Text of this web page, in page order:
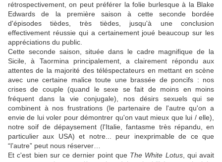
rétrospectivement, on peut préférer la folie burlesque à la Blake
Edwards de la première saison à cette seconde bordée
d'épisodes tièdes, très tièdes, jusqu'à une conclusion
effectivement réussie qui a certainement joué beaucoup sur les
appréciations du public.
Cette seconde saison, située dans le cadre magnifique de la
Sicile, à Taormina principalement, a clairement répondu aux
attentes de la majorité des téléspectateurs en mettant en scène
avec une certaine malice toute une brassée de poncifs : nos
crises de couple (quand le sexe se fait de moins en moins
fréquent dans la vie conjugale), nos désirs sexuels qui se
combinent à nos frustrations (le partenaire de l'autre qu'on a
envie de lui voler pour démontrer qu'on vaut mieux que lui / elle),
notre soif de dépaysement (l'Italie, fantasme très répandu, en
particulier aux USA) et notre... peur inexprimable de ce que
“l’autre” peut nous réserver…
Et c'est bien sur ce dernier point queThe White Lotus, qui avait